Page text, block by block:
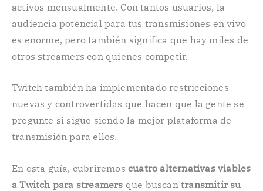
activos mensualmente. Con tantos usuarios, la
audiencia potencial para tus transmisiones en vivo
es enorme, pero también significa que hay miles de
otros streamers con quienes competir.
Twitch también ha implementado restricciones
nuevas y controvertidas que hacen que la gente se
pregunte si sigue siendo la mejor plataforma de
transmisión para ellos.
En esta guía, cubriremos cuatro alternativas viables
a Twitch para streamers que buscantransmitir su